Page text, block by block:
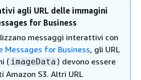
agli URL delle immagini
for Business
messaggi interattivi con
Messages for Business, gli URL
( imageData ) devono essere
Amazon S3. Altri URL